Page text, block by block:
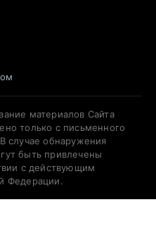
материалов Сайта
только с письменного
случае обнаружения
быть привлечены
с действующим
Федерации.